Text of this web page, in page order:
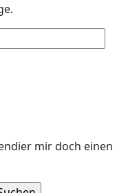
mir doch einen